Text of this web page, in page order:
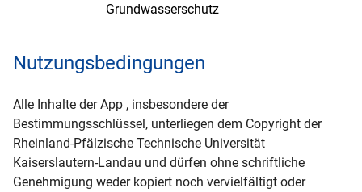
Grundwasserschutz
Nutzungsbedingungen
Alle Inhalte der App , insbesondere der
Bestimmungsschlüssel, unterliegen dem Copyright der
Rheinland-Pfälzische Technische Universität
Kaiserslautern-Landau und dürfen ohne schriftliche
Genehmigung weder kopiert noch vervielfältigt oder